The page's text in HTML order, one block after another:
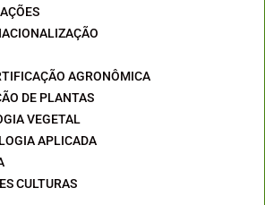
AGRONÔMICA
DE PLANTAS
VEGETAL
APLICADA
CULTURAS